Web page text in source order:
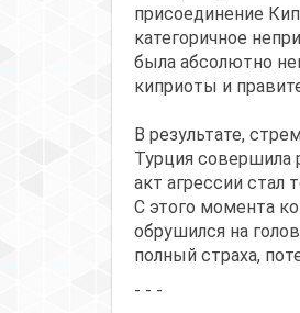
присоединение
категоричное
была абсолютно
киприоты и
В результате,
Турция совершила
акт агрессии стал
С этого момента
обрушился на
полный страха,
- - -